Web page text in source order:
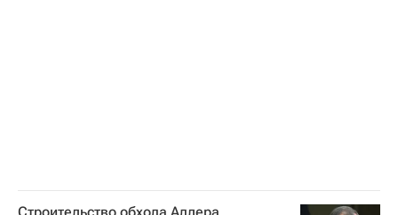
Строительство обхода Адлера